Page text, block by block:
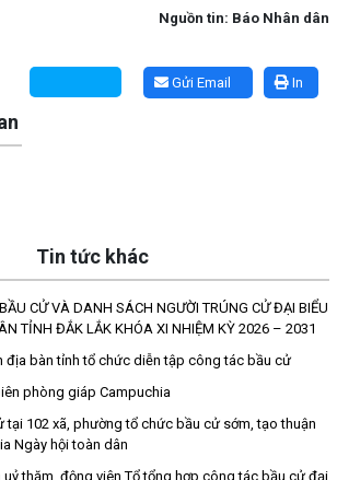
Nguồn tin: Báo Nhân dân
In
Gửi Email
Tin tức khác
CỬ VÀ DANH SÁCH NGƯỜI TRÚNG CỬ ĐẠI BIỂU
TỈNH ĐẮK LẮK KHÓA XI NHIỆM KỲ 2026 – 2031
địa bàn tỉnh tổ chức diễn tập công tác bầu cử
phòng giáp Campuchia
tại 102 xã, phường tổ chức bầu cử sớm, tạo thuận
Ngày hội toàn dân
thăm, động viên Tổ tổng hợp công tác bầu cử đại